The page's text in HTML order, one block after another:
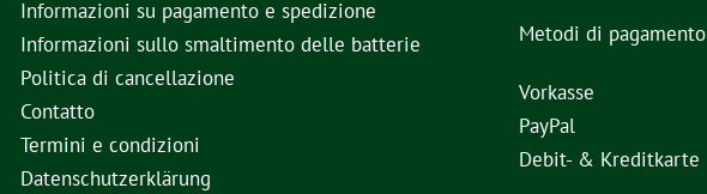
Informazioni su pagamento e spedizione
Informazioni sullo smaltimento delle batterie
Politica di cancellazione
Contatto
Termini e condizioni
Datenschutzerklärung
Metodi di pagamento
Vorkasse
PayPal
Debit- & Kreditkarte